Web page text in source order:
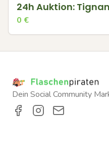
24h Auktion:
0 €
Dein Social Community